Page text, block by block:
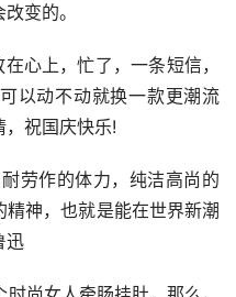
变的。
以动不动就换一款更潮流
祝国庆快乐!
神，也就是能在世界新潮
迅